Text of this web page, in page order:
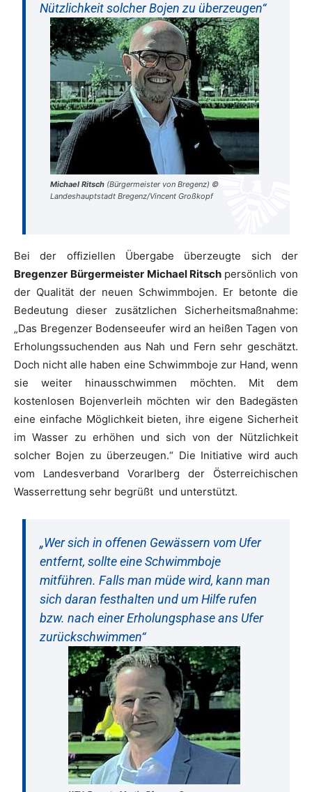
Nützlichkeit solcher Bojen zu überzeugen“
Michael Ritsch(Bürgermeister von Bregenz) ©
Landeshauptstadt Bregenz/Vincent Großkopf
Bei der offiziellen Übergabe überzeugte sich der
Bregenzer Bürgermeister Michael Ritsch persönlich von
der Qualität der neuen Schwimmbojen. Er betonte die
Bedeutung dieser zusätzlichen Sicherheitsmaßnahme:
„Das Bregenzer Bodenseeufer wird an heißen Tagen von
Erholungssuchenden aus Nah und Fern sehr geschätzt.
Doch nicht alle haben eine Schwimmboje zur Hand, wenn
sie weiter hinausschwimmen möchten. Mit dem
kostenlosen Bojenverleih möchten wir den Badegästen
eine einfache Möglichkeit bieten, ihre eigene Sicherheit
im Wasser zu erhöhen und sich von der Nützlichkeit
solcher Bojen zu überzeugen.“ Die Initiative wird auch
vom Landesverband Vorarlberg der Österreichischen
Wasserrettung sehr begrüßt und unterstützt.
„Wer sich in offenen Gewässern vom Ufer
entfernt, sollte eine Schwimmboje
mitführen. Falls man müde wird, kann man
sich daran festhalten und um Hilfe rufen
bzw. nach einer Erholungsphase ans Ufer
zurückschwimmen“